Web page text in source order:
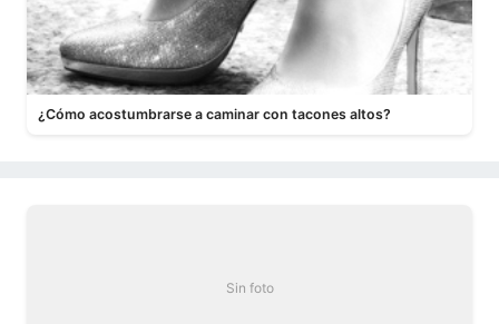
¿Cómo acostumbrarse a caminar con tacones altos?
Sin foto